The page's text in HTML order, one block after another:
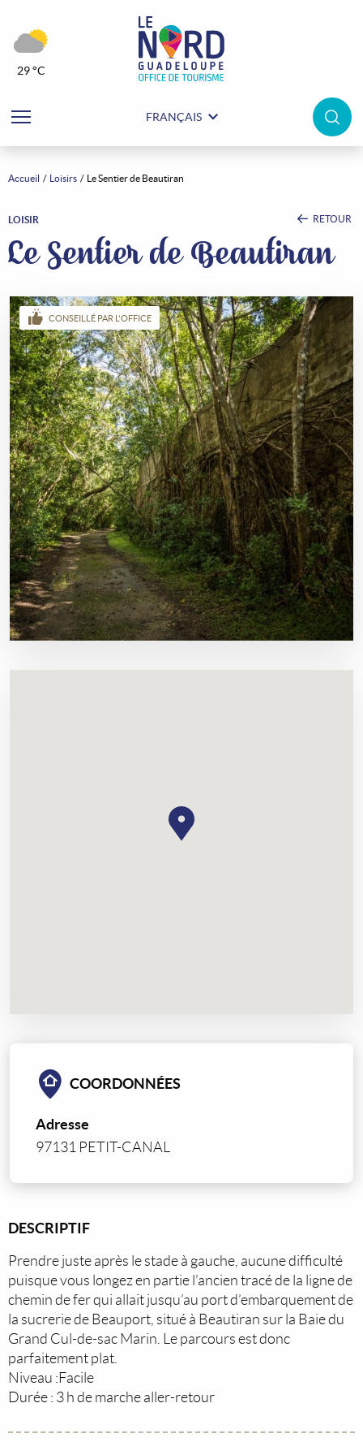
FRANÇAIS
29 °C
Accueil Loisirs Le Sentier de Beautiran
LOISIR RETOUR
Le Sentier de Beautiran
CONSEILLÉ PAR L'OFFICE
DESCRIPTIF
Prendre juste après le stade à gauche, aucune difficulté
puisque vous longez en partie l’ancien tracé de la ligne de
chemin de fer qui allait jusqu’au port d’embarquement de
la sucrerie de Beauport, situé à Beautiran sur la Baie du
Grand Cul-de-sac Marin. Le parcours est donc
parfaitement plat.
Niveau :Facile
Durée : 3 h de marche aller-retour
COORDONNÉES
Adresse
97131 PETIT-CANAL